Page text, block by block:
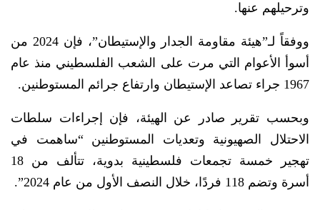
وترحيلهم عنها.
ووفقاً لـ”هيئة مقاومة الجدار والإستيطان”، فإن 2024 من
أسوأ الأعوام التي مرت على الشعب الفلسطيني منذ عام
1967 جراء تصاعد الإستيطان وارتفاع جرائم المستوطنين.
وبحسب تقرير صادر عن الهيئة، فإن إجراءات سلطات
الاحتلال الصهيونية وتعديات المستوطنين “ساهمت في
تهجير خمسة تجمعات فلسطينية بدوية، تتألف من 18
أسرة وتضم 118 فردًا، خلال النصف الأول من عام 2024”.